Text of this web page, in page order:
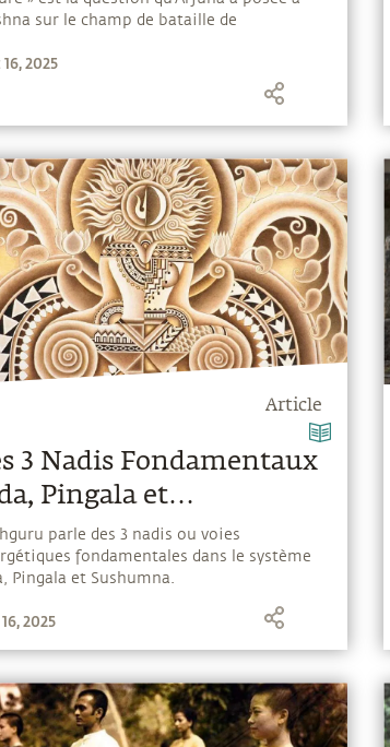
sur le champ de bataille de
et approfondit « le nectar ultime de
16, 2025
Article
3 Nadis Fondamentaux
Pingala et
parle des 3 nadis ou voies
fondamentales dans le système
Pingala et Sushumna.
2025